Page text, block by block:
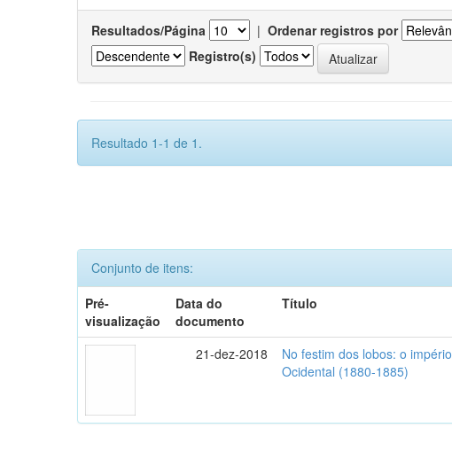
Resultados/Página | Ordenar registros por
Registro(s)
Resultado 1-1 de 1.
Conjunto de itens:
Pré-
visualização
Data do
documento
Título
21-dez-2018
No festim dos lobos: o
Ocidental (1880-1885)